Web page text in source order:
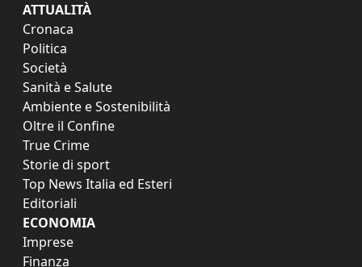
ATTUALITÀ
Cronaca
Politica
Società
Sanità e Salute
Ambiente e Sostenibilità
Oltre il Confine
True Crime
Storie di sport
Top News Italia ed Esteri
Editoriali
ECONOMIA
Imprese
Finanza